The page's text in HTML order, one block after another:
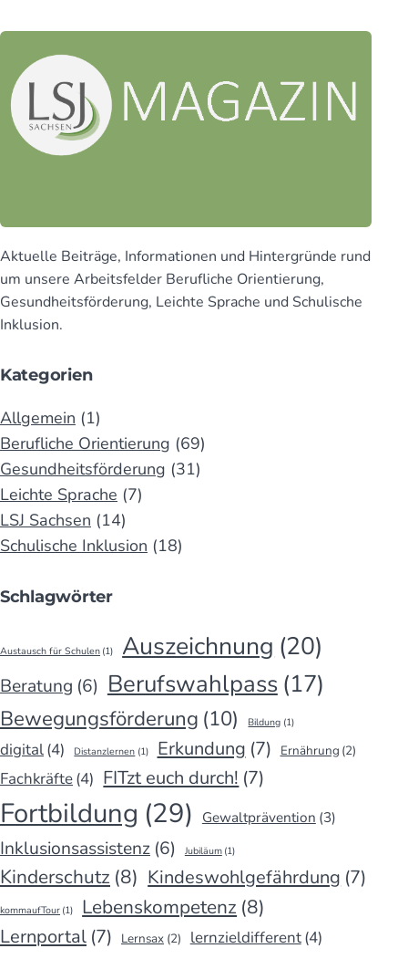
gedruckt!
Aktuelle Beiträge, Infor­mationen und Hinter­gründe rund
um unsere Arbeits­felder Beruf­liche Orien­tierung,
Gesund­heits­för­derung, Leichte Sprache und Schu­lische
Inklusion.
Kategorien
Allgemein (1)
Berufliche Orientierung (69)
Gesundheitsförderung (31)
Leichte Sprache (7)
LSJ Sachsen (14)
Schulische Inklusion (18)
Schlagwörter
Austausch für Schulen (1) Auszeichnung (20)
Beratung (6) Berufswahlpass (17)
Bewegungsförderung (10) Bildung (1)
digital(4) Distanzlernen (1) Erkundung (7) Ernährung (2)
Fachkräfte(4) FITzt euch durch! (7)
Fortbildung (29) Gewaltprävention (3)
Inklusionsassistenz (6) Jubiläum (1)
Kinderschutz (8) Kindeswohlgefährdung (7)
kommaufTour (1) Lebenskompetenz (8)
Lernportal (7) Lernsax (2) lernzieldifferent(4)